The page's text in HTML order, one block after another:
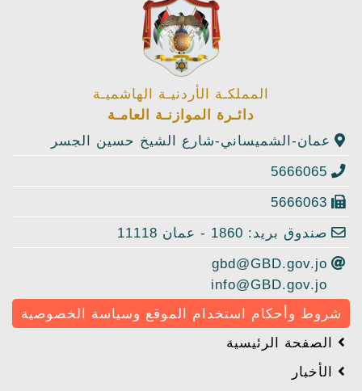
المملكـة الأردنيـة الهاشميـة
دائـرة الموازنـة العامـة
عمان-الشميساني-شارع الشيخ حسين الجسر
5666065
5666063
صندوق بريد: 1860 - عمان 11118
gbd@GBD.gov.jo
info@GBD.gov.jo
شروط وأحكام استخدام الموقع وسياسة الخصوصية
الصفحة الرئيسية
الأخبار